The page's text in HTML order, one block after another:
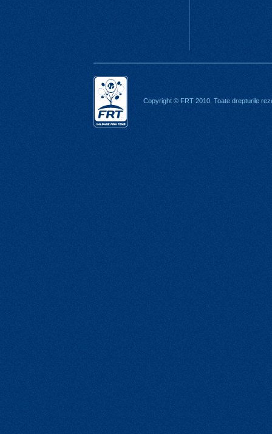
Copyright © FRT 2010. Toate drepturile